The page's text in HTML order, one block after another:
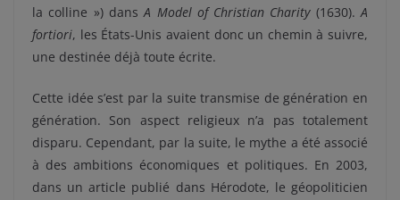
la colline ») dansA Model of Christian Charity(1630).A
fortiori, les États-Unis avaient donc un chemin à suivre,
une destinée déjà toute écrite.
Cette idée s’est par la suite transmise de génération en
génération. Son aspect religieux n’a pas totalement
disparu. Cependant, par la suite, le mythe a été associé
à des ambitions économiques et politiques. En 2003,
dans un article publié dans Hérodote, le géopoliticien